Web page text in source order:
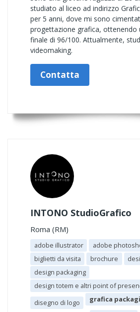
studiato al liceo ad indirizzo
per 5 anni, dove mi sono
progettazione grafica, ottenendo
finale di 96/100. Attualmente,
videomaking.
Contatta
INTONO StudioGrafico
Roma (RM)
adobe illustrator
adobe
biglietti da visita
brochure
design packaging
design totem e altri point of
disegno di logo
grafica